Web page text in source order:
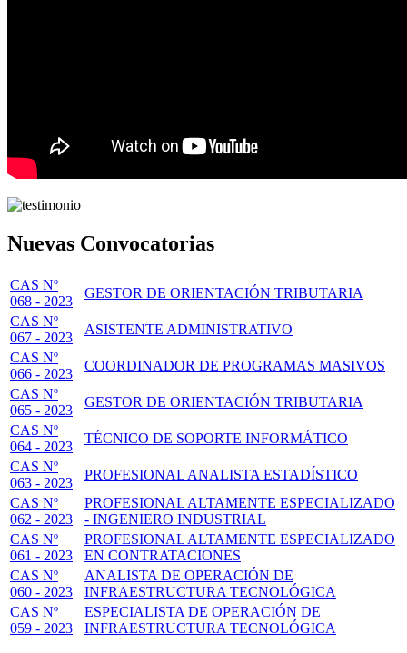
Nuevas Convocatorias
CAS Nº
068 - 2023
GESTOR DE ORIENTACIÓN TRIBUTARIA
CAS Nº
067 - 2023
ASISTENTE ADMINISTRATIVO
CAS Nº
066 - 2023
COORDINADOR DE PROGRAMAS MASIVOS
CAS Nº
065 - 2023
GESTOR DE ORIENTACIÓN TRIBUTARIA
CAS Nº
064 - 2023
TÉCNICO DE SOPORTE INFORMÁTICO
CAS Nº
063 - 2023
PROFESIONAL ANALISTA ESTADÍSTICO
CAS Nº
062 - 2023
PROFESIONAL ALTAMENTE ESPECIALIZADO
- INGENIERO INDUSTRIAL
CAS Nº
061 - 2023
PROFESIONAL ALTAMENTE ESPECIALIZADO
EN CONTRATACIONES
CAS Nº
060 - 2023
ANALISTA DE OPERACIÓN DE
INFRAESTRUCTURA TECNOLÓGICA
CAS Nº
059 - 2023
ESPECIALISTA DE OPERACIÓN DE
INFRAESTRUCTURA TECNOLÓGICA